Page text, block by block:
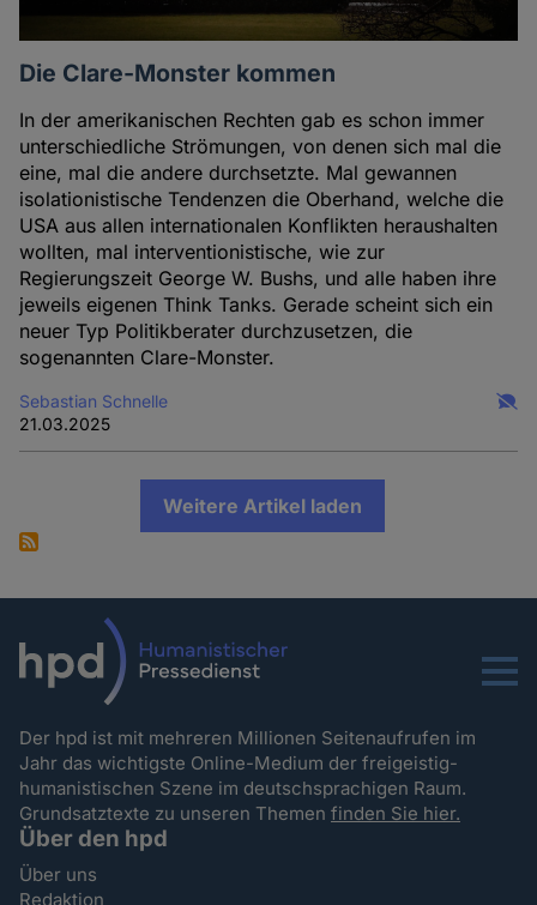
Die Clare-Monster kommen
In der amerikanischen Rechten gab es schon immer
unterschiedliche Strömungen, von denen sich mal die
eine, mal die andere durchsetzte. Mal gewannen
isolationistische Tendenzen die Oberhand, welche die
USA aus allen internationalen Konflikten heraushalten
wollten, mal interventionistische, wie zur
Regierungszeit George W. Bushs, und alle haben ihre
jeweils eigenen Think Tanks. Gerade scheint sich ein
neuer Typ Politikberater durchzusetzen, die
sogenannten Clare-Monster.
Sebastian Schnelle
21.03.2025
Weitere Artikel laden
Menu
Der hpd ist mit mehreren Millionen Seitenaufrufen im
Jahr das wichtigste Online-Medium der freigeistig-
humanistischen Szene im deutschsprachigen Raum.
Grundsatztexte zu unseren Themenfinden Sie hier.
Über den hpd
Über uns
Redaktion